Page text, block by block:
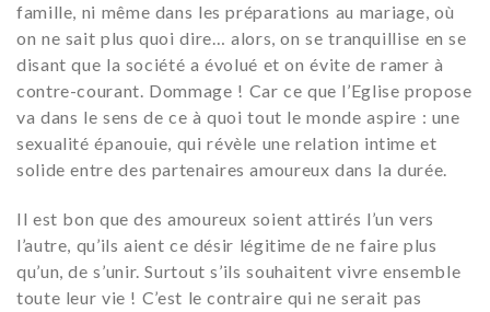
famille, ni même dans les préparations au mariage, où
on ne sait plus quoi dire… alors, on se tranquillise en se
disant que la société a évolué et on évite de ramer à
contre-courant. Dommage ! Car ce que l’Eglise propose
va dans le sens de ce à quoi tout le monde aspire : une
sexualité épanouie, qui révèle une relation intime et
solide entre des partenaires amoureux dans la durée.
Il est bon que des amoureux soient attirés l’un vers
l’autre, qu’ils aient ce désir légitime de ne faire plus
qu’un, de s’unir. Surtout s’ils souhaitent vivre ensemble
toute leur vie ! C’est le contraire qui ne serait pas